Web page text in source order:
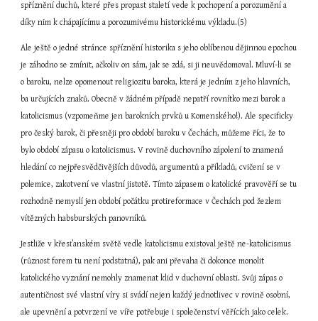
spříznění duchů, které přes propast staletí vede k pochopení a porozumění a
díky nim k chápajícímu a porozumivému historickému výkladu.(5)
Ale ještě o jedné stránce spříznění historika s jeho oblíbenou dějinnou epochou
je záhodno se zmínit, ačkoliv on sám, jak se zdá, si ji neuvědomoval. Mluví-li se
o baroku, nelze opomenout religiozitu baroka, která je jedním z jeho hlavních,
ba určujících znaků. Obecně v žádném případě nepatří rovnítko mezi barok a
katolicismus (vzpomeňme jen barokních prvků u Komenského!). Ale specificky
pro český barok, či přesněji pro období baroku v Čechách, můžeme říci, že to
bylo období zápasu o katolicismus. V rovině duchovního zápolení to znamená
hledání co nejpřesvědčivějších důvodů, argumentů a příkladů, cvičení se v
polemice, zakotvení ve vlastní jistotě. Tímto zápasem o katolické pravověří se tu
rozhodně nemyslí jen období počátku protireformace v Čechách pod žezlem
vítězných habsburských panovníků.
Jestliže v křesťanském světě vedle katolicismu existoval ještě ne-katolicismus
(různost forem tu není podstatná), pak ani převaha či dokonce monolit
katolického vyznání nemohly znamenat klid v duchovní oblasti. Svůj zápas o
autentičnost své vlastní víry si svádí nejen každý jednotlivec v rovině osobní,
ale upevnění a potvrzení ve víře potřebuje i společenství věřících jako celek.